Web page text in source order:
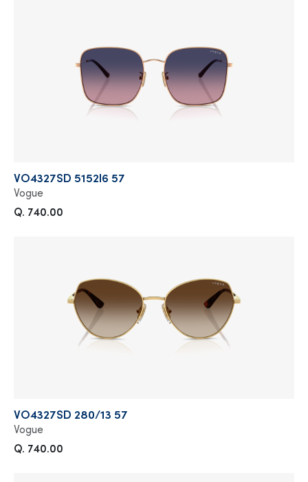
VO4327SD 5152I6 57
Vogue
Q. 740.00
VO4327SD 280/13 57
Vogue
Q. 740.00